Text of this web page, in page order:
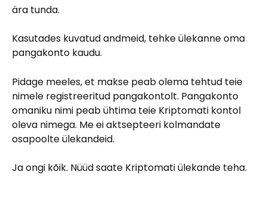
ära tunda.
Kasutades kuvatud andmeid, tehke ülekanne oma
pangakonto kaudu.
Pidage meeles, et makse peab olema tehtud teie
nimele registreeritud pangakontolt. Pangakonto
omaniku nimi peab ühtima teie Kriptomati kontol
oleva nimega. Me ei aktsepteeri kolmandate
osapoolte ülekandeid.
Ja ongi kõik. Nüüd saate Kriptomati ülekande teha.